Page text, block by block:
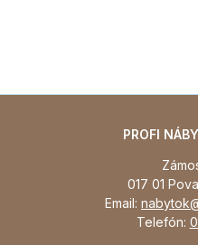
PROFI
017 01
Email:
Telefón: